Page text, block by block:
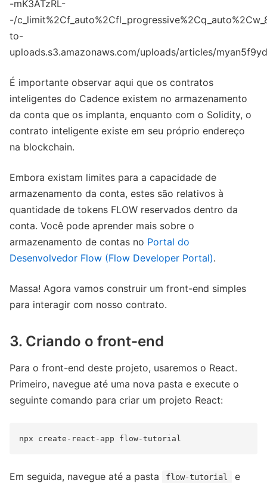
É importante observar aqui que os contratos
inteligentes do Cadence existem no armazenamento
da conta que os implanta, enquanto com o Solidity, o
contrato inteligente existe em seu próprio endereço
na blockchain.
Embora existam limites para a capacidade de
armazenamento da conta, estes são relativos à
quantidade de tokens FLOW reservados dentro da
conta. Você pode aprender mais sobre o
armazenamento de contas no Portal do
Desenvolvedor Flow (Flow Developer Portal).
Massa! Agora vamos construir um front-end simples
para interagir com nosso contrato.
3. Criando o front-end
Para o front-end deste projeto, usaremos o React.
Primeiro, navegue até uma nova pasta e execute o
seguinte comando para criar um projeto React:
Em seguida, navegue até a pasta flow-tutorial
e